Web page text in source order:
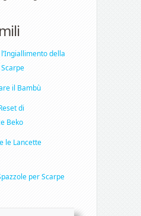
della
il Bambù
di
Beko
le Lancette
per Scarpe